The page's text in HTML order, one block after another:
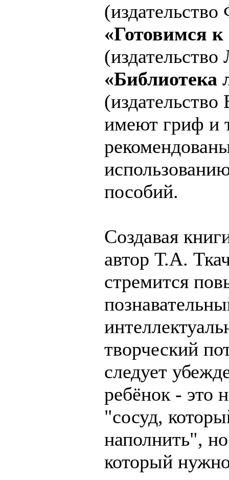
«Готовимся
«Библиотека
(издательство
имеют гриф и
пособий.
Создавая
автор Т.А.
стремится
творческий
следует
ребёнок - это
"сосуд,
наполнить",
который